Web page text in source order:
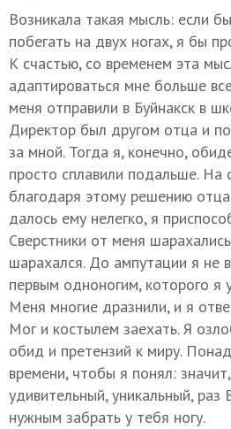
Возникала такая мысль: если
побегать на двух ногах, я бы
К счастью, со временем эта
адаптироваться мне больше
меня отправили в Буйнакск в
Директор был другом отца и
за мной. Тогда я, конечно,
просто сплавили подальше. На
благодаря этому решению
далось ему нелегко, я
Сверстники от меня
шарахался. До ампутации я не
первым одноногим, которого я
Меня многие дразнили, и я
Мог и костылем заехать. Я
обид и претензий к миру.
времени, чтобы я понял:
удивительный, уникальный,
нужным забрать у тебя ногу.